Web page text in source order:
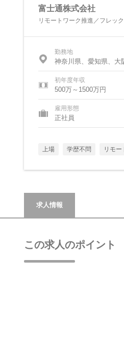
富士通株式会社
リモートワーク推進／フレッ
勤務地
神奈川県、愛知県、大
初年度年収
500万～1500万円
雇用形態
正社員
上場 学歴不問 リモ
求人情報
この求人のポイント